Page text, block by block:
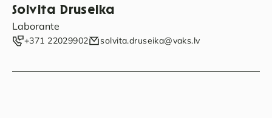
Solvita Druseika
Laborante
+371 22029902 solvita.druseika@vaks.lv